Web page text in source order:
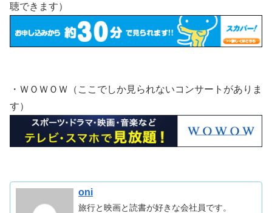
聴できます）
・ＷＯＷＯＷ（ここでしか見られないコンサートがありま
す）
oni
旅行と映画と読書が好きな会社員です。